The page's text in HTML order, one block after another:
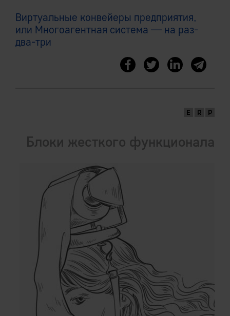
Виртуальные конвейеры предприятия,
или Многоагентная система — на раз-
два-три
Блоки жесткого функционала